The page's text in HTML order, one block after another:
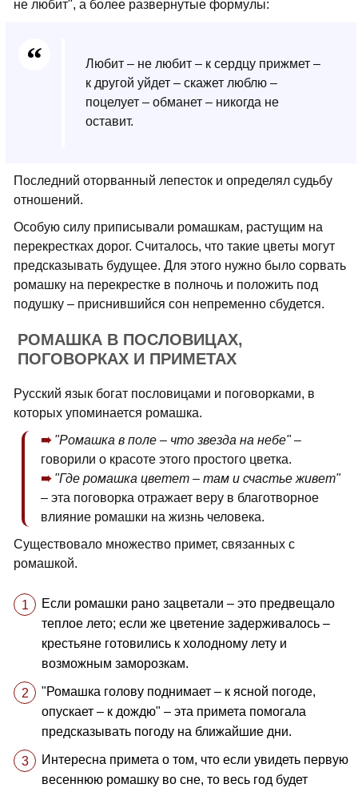
не любит", а более развернутые формулы:
Любит – не любит – к сердцу прижмет –
к другой уйдет – скажет люблю –
поцелует – обманет – никогда не
оставит.
Последний оторванный лепесток и определял судьбу
отношений.
Особую силу приписывали ромашкам, растущим на
перекрестках дорог. Считалось, что такие цветы могут
предсказывать будущее. Для этого нужно было сорвать
ромашку на перекрестке в полночь и положить под
подушку – приснившийся сон непременно сбудется.
РОМАШКА В ПОСЛОВИЦАХ,
ПОГОВОРКАХ И ПРИМЕТАХ
Русский язык богат пословицами и поговорками, в
которых упоминается ромашка.
"Ромашка в поле – что звезда на небе"–
говорили о красоте этого простого цветка.
"Где ромашка цветет – там и счастье живет"
– эта поговорка отражает веру в благотворное
влияние ромашки на жизнь человека.
Существовало множество примет, связанных с
ромашкой.
Если ромашки рано зацветали – это предвещало
теплое лето; если же цветение задерживалось –
крестьяне готовились к холодному лету и
возможным заморозкам.
"Ромашка голову поднимает – к ясной погоде,
опускает – к дождю" – эта примета помогала
предсказывать погоду на ближайшие дни.
Интересна примета о том, что если увидеть первую
весеннюю ромашку во сне, то весь год будет